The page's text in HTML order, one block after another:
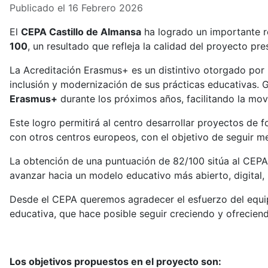
Publicado el 16 Febrero 2026
El CEPA Castillo de Almansa ha logrado un importante
100, un resultado que refleja la calidad del proyecto
La Acreditación Erasmus+ es un distintivo otorgado
inclusión y modernización de sus prácticas educativas.
Erasmus+ durante los próximos años, facilitando la
Este logro permitirá al centro desarrollar proyectos de
con otros centros europeos, con el objetivo de seguir
La obtención de una puntuación de 82/100 sitúa al
avanzar hacia un modelo educativo más abierto,
Desde el CEPA queremos agradecer el esfuerzo del
educativa, que hace posible seguir creciendo y
Los objetivos propuestos en el proyecto son: